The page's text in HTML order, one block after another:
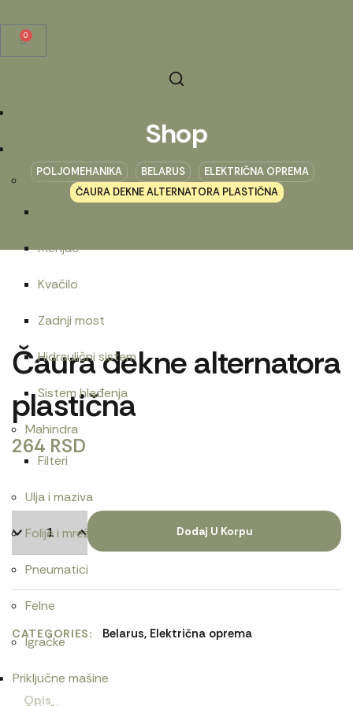
0
Belarus
Menjač
Kvačilo
Zadnji most
Hidraulični sistem
Sistem hlađenja
Mahindra
Filteri
Ulja i maziva
Folije i mreže
Pneumatici
Felne
Igračke
Priključne mašine
Shop
POLJOMEHANIKA BELARUS
ELEKTRIČNA OPREMA
ČAURA DEKNE ALTERNATORA PLASTIČNA
Čaura dekne alternatora
plastična
264 RSD
Dodaj U Korpu
CATEGORIES Belarus, Električna oprema
Opis